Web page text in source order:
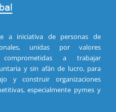
a iniciativa de personas de
unidas por valores
a trabajar
y sin afán de lucro, para
y construir organizaciones
especialmente pymes y